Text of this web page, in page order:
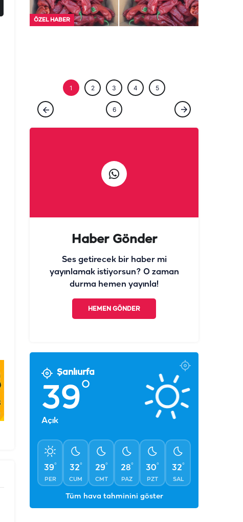
ÖZEL HABER
1 2 3 4 5
6
Haber Gönder
Ses getirecek bir haber mi
yayınlamak istiyorsun? O zaman
durma hemen yayınla!
HEMEN GÖNDER
Şanlıurfa
39°
Açık
39°
PER
32°
CUM
29°
CMT
28°
PAZ
30°
PZT
32°
SAL
Tüm hava tahminini göster